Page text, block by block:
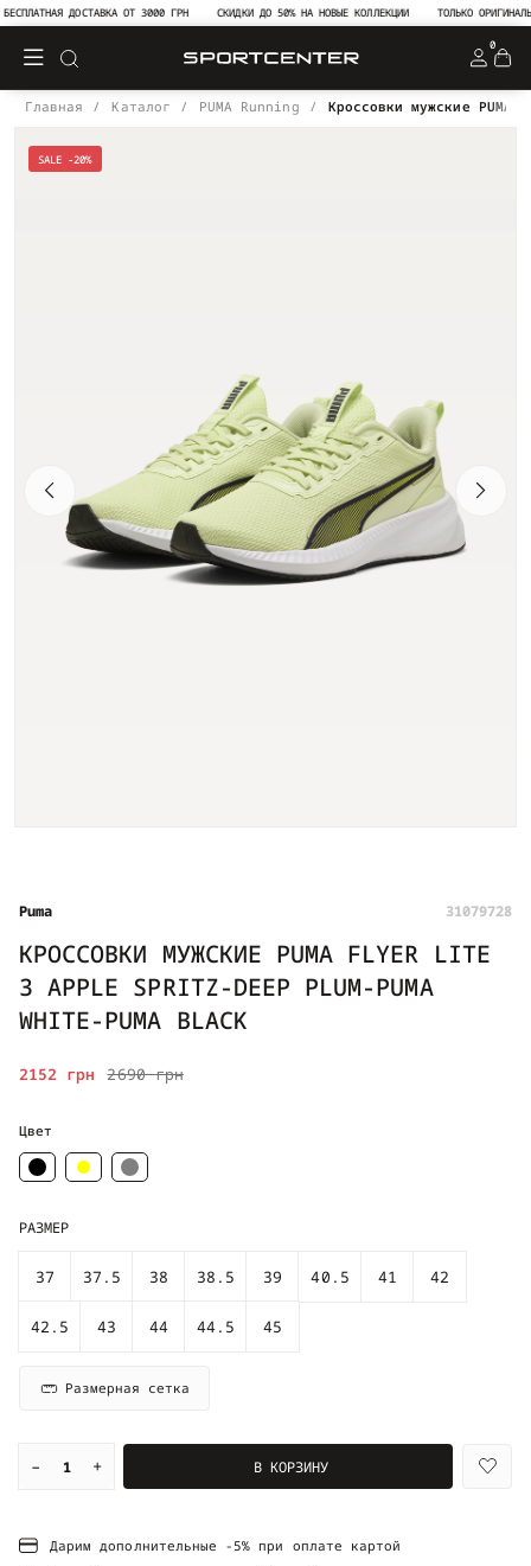
ДОСТАВКА ОТ 3000 ГРН СКИДКИ ДО 50% НА НОВЫЕ КОЛЛЕКЦИИ ТОЛЬКО
0
Главная Каталог PUMA Running Кроссовки мужские
SALE -20%
Puma 31079728
КРОССОВКИ МУЖСКИЕ PUMA FLYER LITE
3 APPLE SPRITZ-DEEP PLUM-PUMA
WHITE-PUMA BLACK
2690 грн
2152 грн
Цвет
РАЗМЕР
37 37.5 38 38.5 39 40.5 41 42
42.5 43 44 44.5 45
Размерная сетка
– + В КОРЗИНУ
Дарим дополнительные -5% при оплате картой